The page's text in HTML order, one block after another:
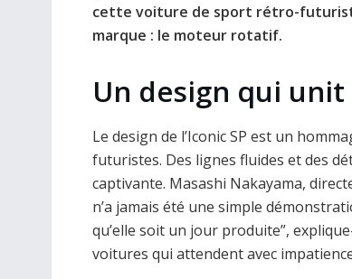
cette voiture de sport rétro-
marque : le moteur rotatif.
Un design qui
Le design de l’Iconic SP est un
futuristes. Des lignes fluides et des
captivante. Masashi Nakayama,
n’a jamais été une simple
qu’elle soit un jour produite”,
voitures qui attendent avec